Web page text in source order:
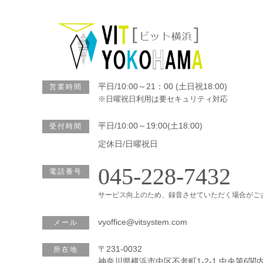
営業時間 平日/10:00～21：00 (土日祝18:00)
※日曜祝日利用は要セキュリティ対応
受付時間
平日/10:00～19:00(土18:00)
定休日/日曜祝日
電話番号 045-228-7432
サービス向上のため、録音させていただく場合がご
メール vyoffice@vitsystem.com
所在地
〒231-0032